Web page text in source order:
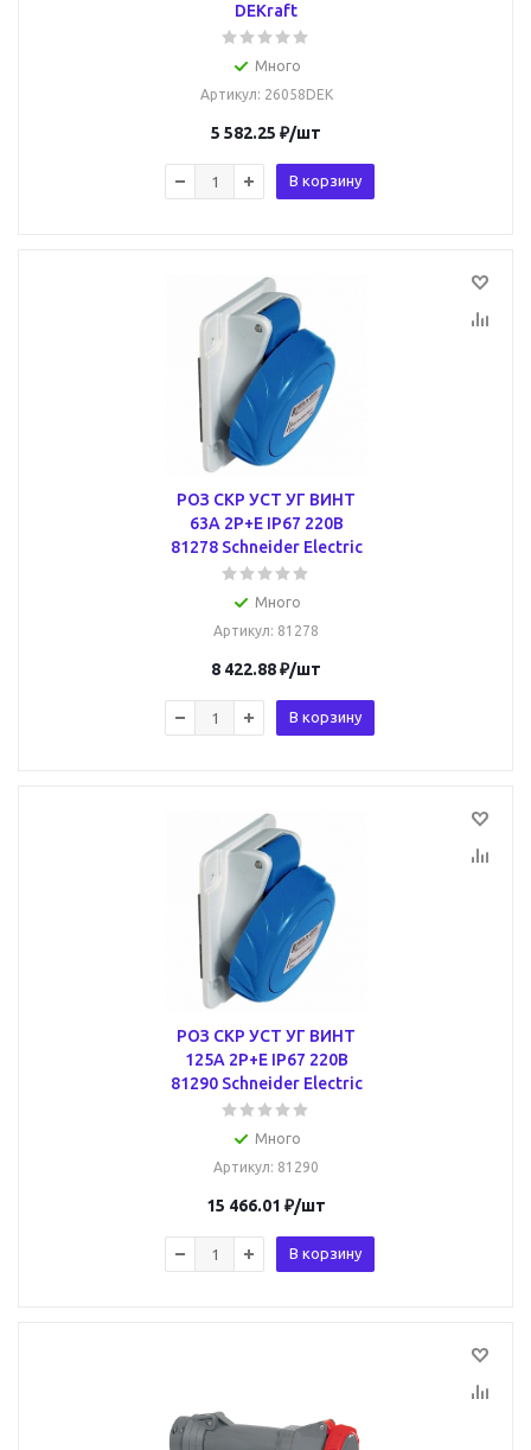
DEKraft
Много
Артикул: 26058DEK
5 582.25 ₽/шт
В корзину
РОЗ СКР УСТ УГ ВИНТ
63А 2P+E IP67 220В
81278 Schneider Electric
Много
Артикул: 81278
8 422.88₽/шт
В корзину
РОЗ СКР УСТ УГ ВИНТ
125А 2P+E IP67 220В
81290 Schneider Electric
Много
Артикул: 81290
15 466.01 ₽/шт
В корзину